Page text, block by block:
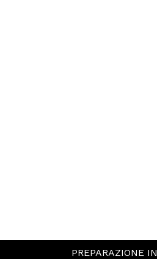
PREPARAZIONE IN